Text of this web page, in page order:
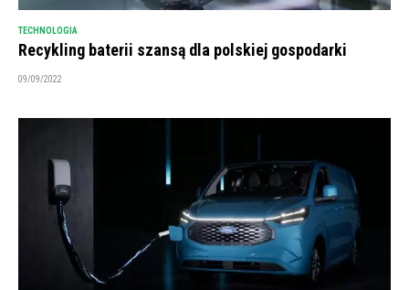
TECHNOLOGIA
Recykling baterii szansą dla polskiej gospodarki
09/09/2022